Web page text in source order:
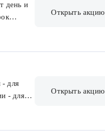
день и
Открыть акцию
- для
- для
Открыть акцию